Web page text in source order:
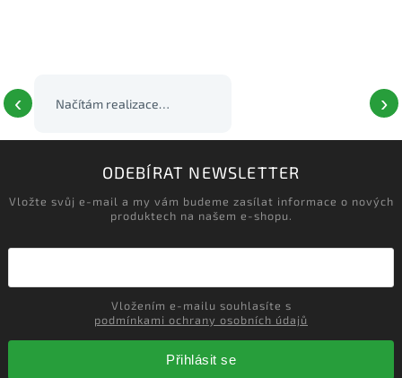
‹ Načítám realizace… ›
ODEBÍRAT NEWSLETTER
Vložte svůj e-mail a my vám budeme zasílat informace o nových
produktech na našem e-shopu.
podmínkami ochrany osobních údajů
Přihlásit se